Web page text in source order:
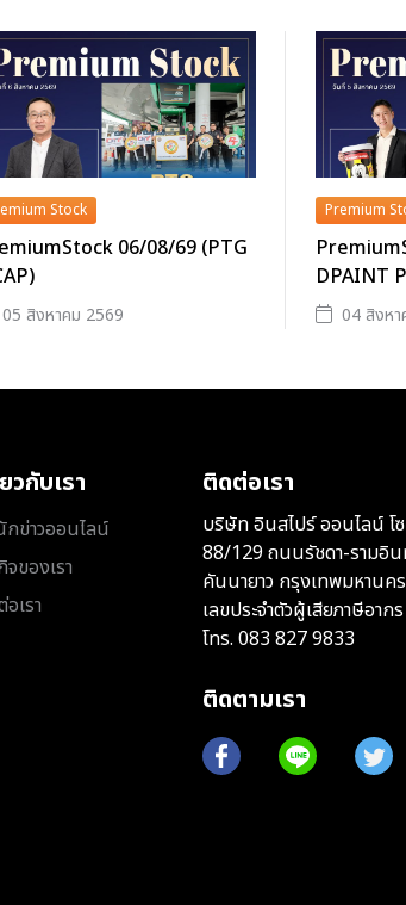
Stock
06/08/69 (PTG
05 สิงหาคม 2569
Premium
DPAINT
04 สิงห
วกับเรา
กข่าวออนไลน์
ของเรา
เรา
ติดต่อเรา
บริษัท อินสไปร์ ออนไลน์ โ
88/129 ถนนรัชดา-รามอิน
คันนายาว กรุงเทพมหานค
เลขประจำตัวผู้เสียภาษีอา
โทร. 083 827 9833
ติดตามเรา